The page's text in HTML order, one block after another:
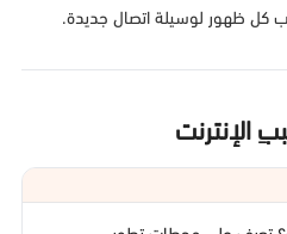
كل ظهور لوسيلة اتصال جديدة.